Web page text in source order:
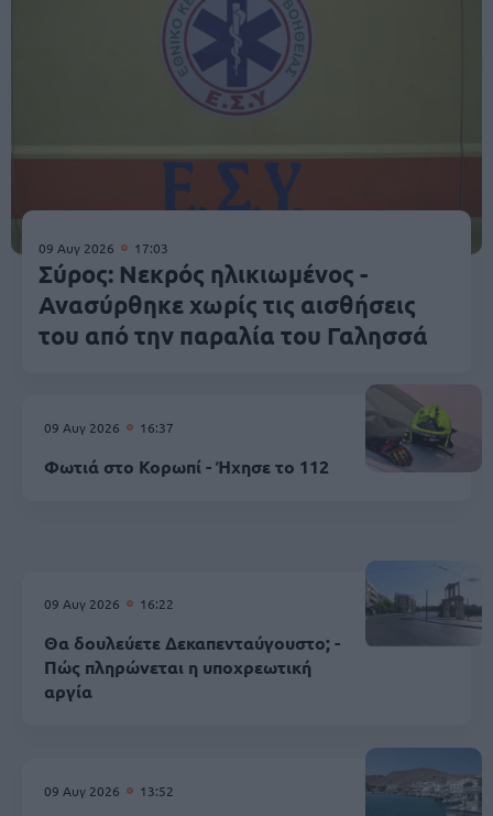
09 Αυγ 2026 17:03
Σύρος: Νεκρός ηλικιωμένος -
Ανασύρθηκε χωρίς τις αισθήσεις
του από την παραλία του Γαλησσά
09 Αυγ 2026 16:37
Φωτιά στο Κορωπί - Ήχησε το 112
09 Αυγ 2026 16:22
Θα δουλεύετε Δεκαπενταύγουστο; -
Πώς πληρώνεται η υποχρεωτική
αργία
09 Αυγ 2026 13:52